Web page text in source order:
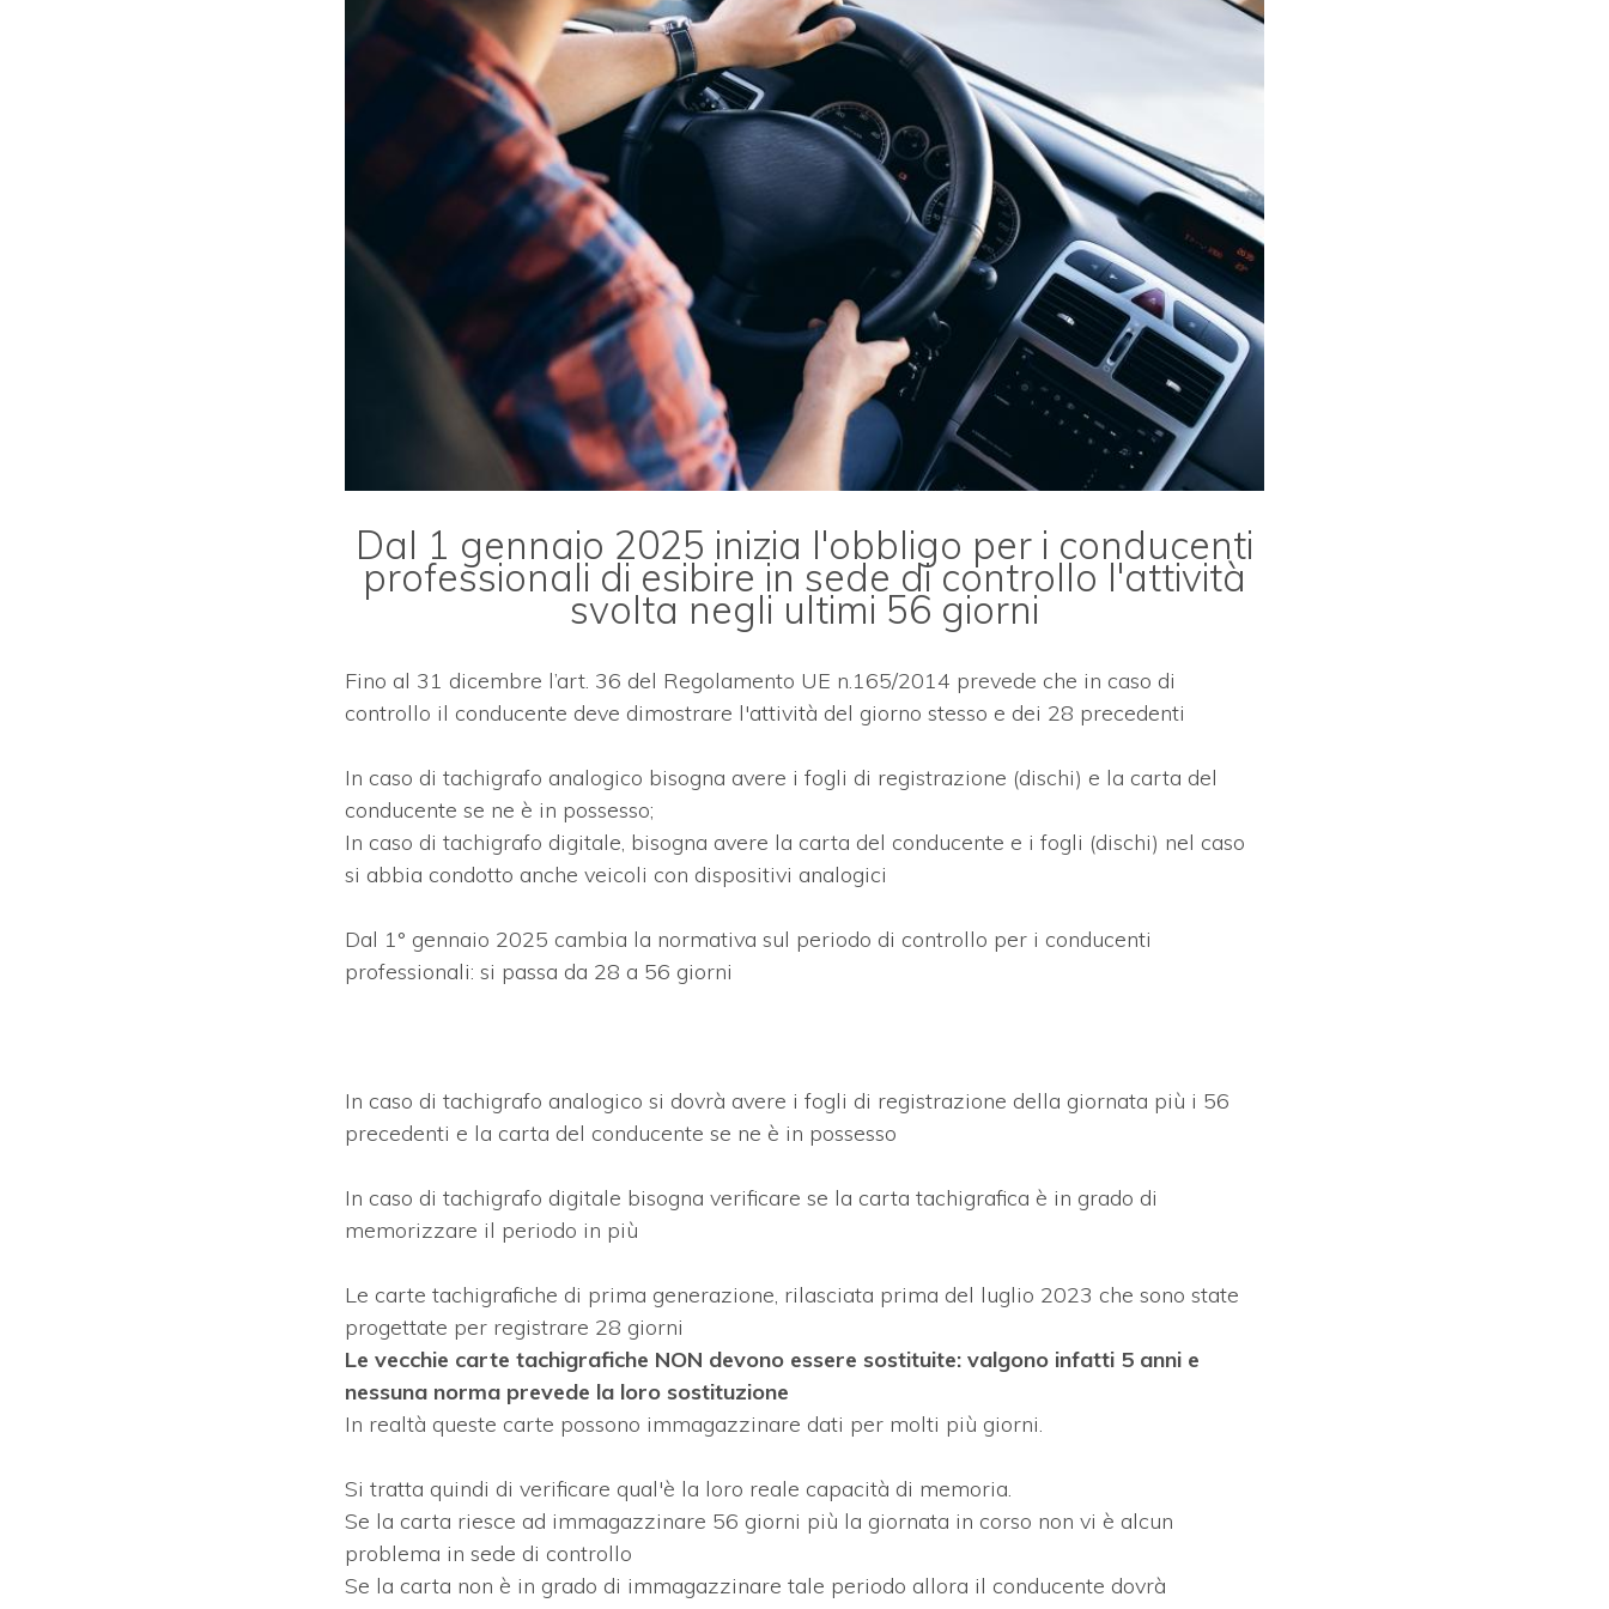
conducente dovrà effettuare la stampa delle giornate che la carta non
riesce a memorizzare
Ad esempio, se la carta memorizza 40 giorni il conducente dovrà
provvedere ad avere le stampe giornaliere dal 41esimo giorno al 56esimo
giorno antecedenti
Dal 1 gennaio 2025 inizia l'obbligo per i conducenti
professionali di esibire in sede di controllo l'attività
svolta negli ultimi 56 giorni
Fino al 31 dicembre l’art. 36 del Regolamento UE n.165/2014 prevede che in caso di
controllo il conducente deve dimostrare l'attività del giorno stesso e dei 28 precedenti
In caso di tachigrafo analogico bisogna avere i fogli di registrazione (dischi) e la carta del
conducente se ne è in possesso;
In caso di tachigrafo digitale, bisogna avere la carta del conducente e i fogli (dischi) nel caso
si abbia condotto anche veicoli con dispositivi analogici
Dal 1° gennaio 2025 cambia la normativa sul periodo di controllo per i conducenti
professionali: si passa da 28 a 56 giorni
In caso di tachigrafo analogico si dovrà avere i fogli di registrazione della giornata più i 56
precedenti e la carta del conducente se ne è in possesso
In caso di tachigrafo digitale bisogna verificare se la carta tachigrafica è in grado di
memorizzare il periodo in più
Le carte tachigrafiche di prima generazione, rilasciata prima del luglio 2023 che sono state
progettate per registrare 28 giorni
Le vecchie carte tachigrafiche NON devono essere sostituite: valgono infatti 5 anni e
nessuna norma prevede la loro sostituzione
In realtà queste carte possono immagazzinare dati per molti più giorni.
Si tratta quindi di verificare qual'è la loro reale capacità di memoria.
Se la carta riesce ad immagazzinare 56 giorni più la giornata in corso non vi è alcun
problema in sede di controllo
Se la carta non è in grado di immagazzinare tale periodo allora il conducente dovrà